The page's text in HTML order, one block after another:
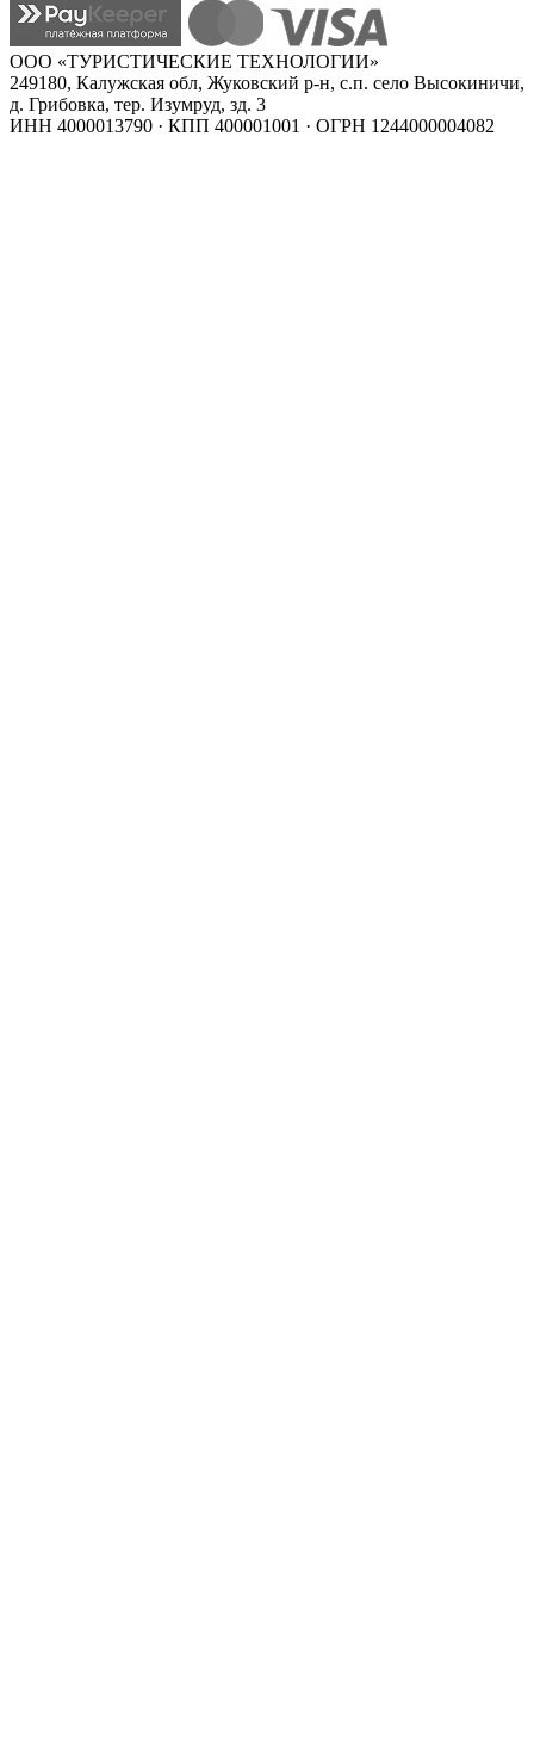
ООО «ТУРИСТИЧЕСКИЕ ТЕХНОЛОГИИ»
249180, Калужская обл, Жуковский р-н, с.п. село Высокиничи,
д. Грибовка, тер. Изумруд, зд. 3
ИНН 4000013790 · КПП 400001001 · ОГРН 1244000004082